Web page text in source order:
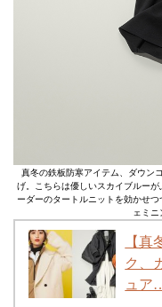
真冬の鉄板防寒アイテム、ダウン
げ。こちらは優しいスカイブルー
ーダーのタートルニットを効かせ
ェミニ
【
ク、
ュア